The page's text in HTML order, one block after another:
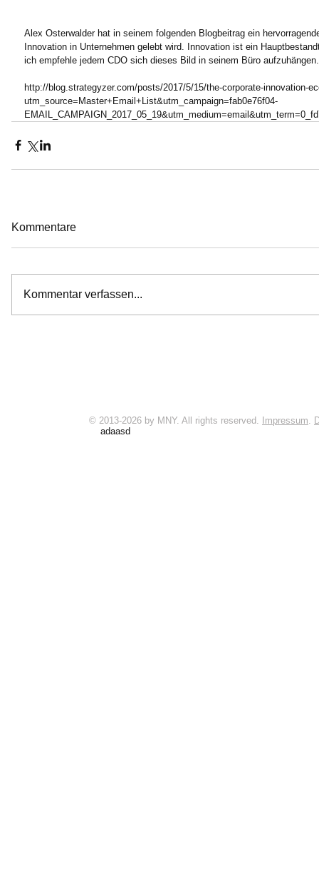
Alex Osterwalder hat in seinem folgenden Blogbeitrag ein
Innovation in Unternehmen gelebt wird. Innovation ist ein
ich empfehle jedem CDO sich dieses Bild in seinem Büro
http://blog.strategyzer.com/posts/2017/5/15/the-corporate-innovation-
utm_source=Master+Email+List&utm_campaign=fab0e76f04-
Kommentare
Kommentar verfassen...
© 2013-2026 by MNY. All rights reserved. Impressum.
adaasd